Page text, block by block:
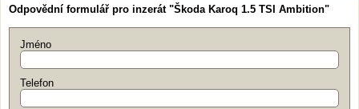
Odpovědní formulář pro inzerát "Škoda Karoq 1.5 TSI Ambition"
Jméno
Telefon